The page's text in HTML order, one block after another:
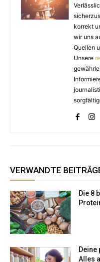
korrekt
wir uns
Quellen
Unsere
VERWANDTE
Die 8
Alles